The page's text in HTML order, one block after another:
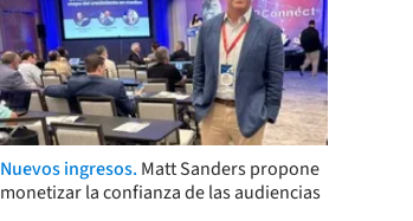
Nuevos ingresos. Matt Sanders propone
monetizar la confianza de las audiencias